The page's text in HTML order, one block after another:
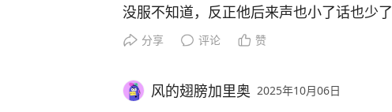
没服不知道，反正他后来声也小了话也少了
分享 评论 赞
风的翅膀加里奥 2025年10月06日